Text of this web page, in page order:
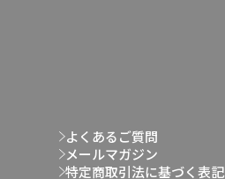
よくあるご質問
メールマガジン
特定商取引法に基づく表記